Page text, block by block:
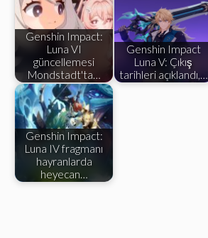
Genshin Impact:
Luna VI
güncellemesi
Mondstadt'ta…
Genshin Impact
Luna V: Çıkış
tarihleri ​​açıklandı,…
Genshin Impact:
Luna IV fragmanı
hayranlarda
heyecan…